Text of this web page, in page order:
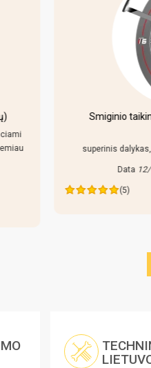
Smiginio taikinio
superinis dalykas, uzmaciau,
12/06/2026
(5)